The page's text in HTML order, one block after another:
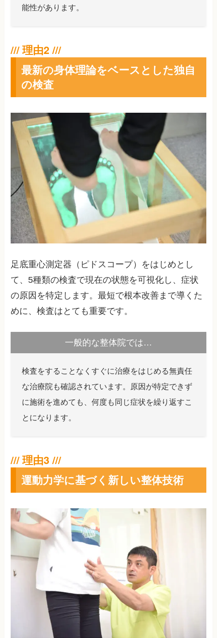
能性があります。
最新の身体理論をベースとした独自
の検査
足底重心測定器（ピドスコープ）をはじめとし
て、5種類の検査で現在の状態を可視化し、症状
の原因を特定します。最短で根本改善まで導くた
めに、検査はとても重要です。
一般的な整体院では…
検査をすることなくすぐに治療をはじめる無責任
な治療院も確認されています。原因が特定できず
に施術を進めても、何度も同じ症状を繰り返すこ
とになります。
運動力学に基づく新しい整体技術